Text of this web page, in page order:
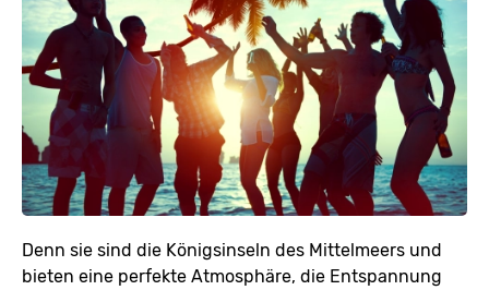
Denn sie sind die Königsinseln des Mittelmeers und
bieten eine perfekte Atmosphäre, die Entspannung